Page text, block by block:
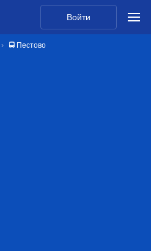
Войти
🚍 Пестово